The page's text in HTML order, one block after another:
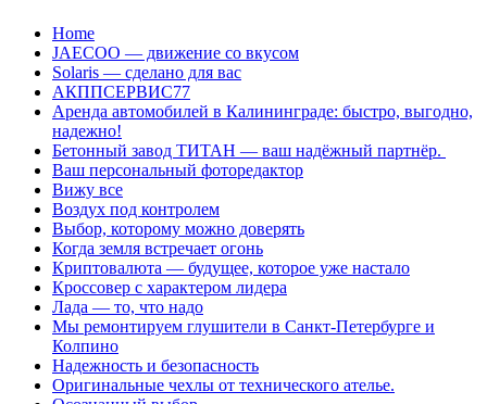
Перейти
содержанию
Home
JAECOO — движение со вкусом
Solaris — сделано для вас
АКППСЕРВИС77
Аренда автомобилей в Калининграде: быстро, выгодно,
надежно!
Бетонный завод ТИТАН — ваш надёжный партнёр.
Ваш персональный фоторедактор
Вижу все
Воздух под контролем
Выбор, которому можно доверять
Когда земля встречает огонь
Криптовалюта — будущее, которое уже настало
Кроссовер с характером лидера
Лада — то, что надо
Мы ремонтируем глушители в Санкт-Петербурге и
Колпино
Надежность и безопасность
Оригинальные чехлы от технического ателье.